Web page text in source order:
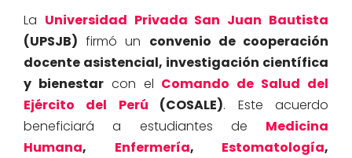
La Universidad Privada San Juan Bautista
(UPSJB) firmó un convenio de cooperación
docente asistencial, investigación científica
y bienestarcon el Comando de Salud del
Ejército del Perú (COSALE). Este acuerdo
beneficiará a estudiantes de Medicina
Humana, Enfermería, Estomatología,